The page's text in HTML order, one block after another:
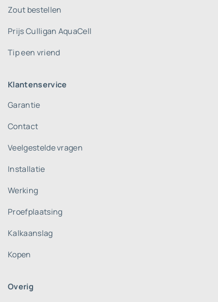
Zout bestellen
Prijs Culligan AquaCell
Tip een vriend
Klantenservice
Garantie
Contact
Veelgestelde vragen
Installatie
Werking
Proefplaatsing
Kalkaanslag
Kopen
Overig